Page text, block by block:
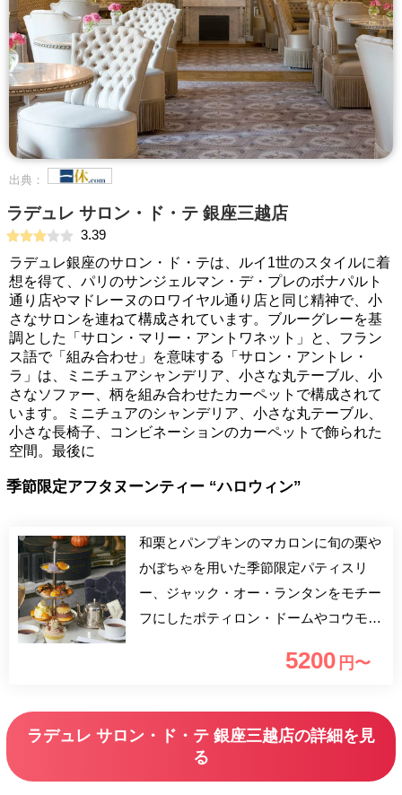
出典：
ラデュレ サロン・ド・テ 銀座三越店
3.39
ラデュレ銀座のサロン・ド・テは、ルイ1世のスタイルに着
想を得て、パリのサンジェルマン・デ・プレのボナパルト
通り店やマドレーヌのロワイヤル通り店と同じ精神で、小
さなサロンを連ねて構成されています。ブルーグレーを基
調とした「サロン・マリー・アントワネット」と、フラン
ス語で「組み合わせ」を意味する「サロン・アントレ・
ラ」は、ミニチュアシャンデリア、小さな丸テーブル、小
さなソファー、柄を組み合わせたカーペットで構成されて
います。ミニチュアのシャンデリア、小さな丸テーブル、
小さな長椅子、コンビネーションのカーペットで飾られた
空間。最後に
季節限定アフタヌーンティー “ハロウィン”
和栗とパンプキンのマカロンに旬の栗や
かぼちゃを用いた季節限定パティスリ
ー、ジャック・オー・ランタンをモチー
フにしたポティロン・ドームやコウモリ
たっぷりなアフタヌーンティーでハッピ
5200 円〜
ラデュレ サロン・ド・テ 銀座三越店の詳細を見
る